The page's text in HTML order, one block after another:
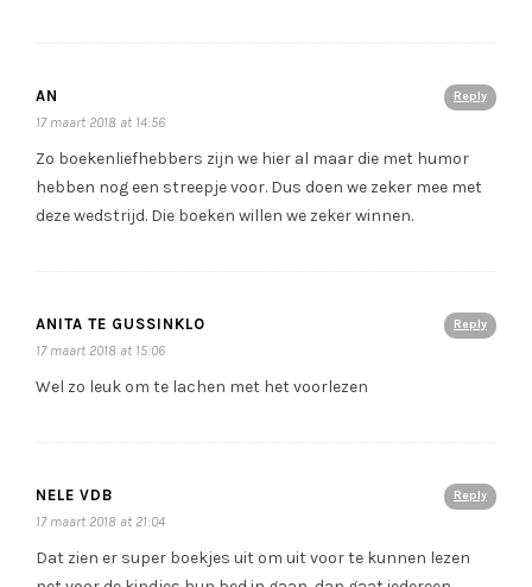
Reply
AN
17 maart 2018 at 14:56
Zo boekenliefhebbers zijn we hier al maar die met humor
hebben nog een streepje voor. Dus doen we zeker mee met
deze wedstrijd. Die boeken willen we zeker winnen.
Reply
ANITA TE GUSSINKLO
17 maart 2018 at 15:06
Wel zo leuk om te lachen met het voorlezen
Reply
NELE VDB
17 maart 2018 at 21:04
Dat zien er super boekjes uit om uit voor te kunnen lezen